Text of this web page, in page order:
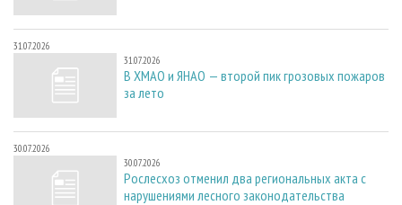
31.07.2026
31.07.2026
В ХМАО и ЯНАО — второй пик грозовых пожаров
за лето
30.07.2026
30.07.2026
Рослесхоз отменил два региональных акта с
нарушениями лесного законодательства